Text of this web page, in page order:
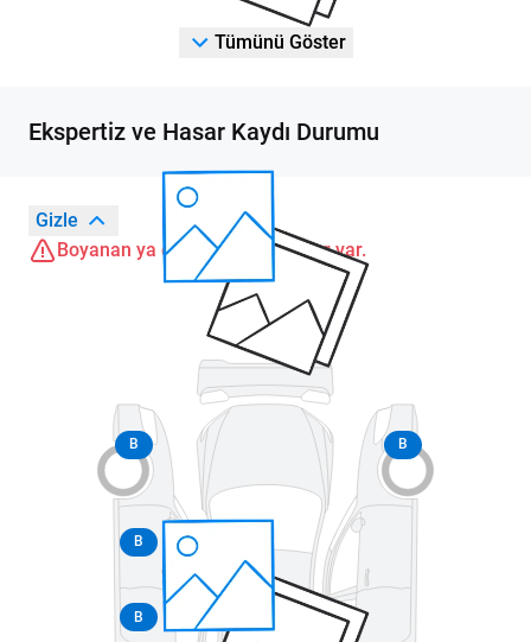
Tümünü Göster
Ekspertiz ve Hasar Kaydı Durumu
Gizle
Boyanan ya da değişen parçalar var.
B
B
B B